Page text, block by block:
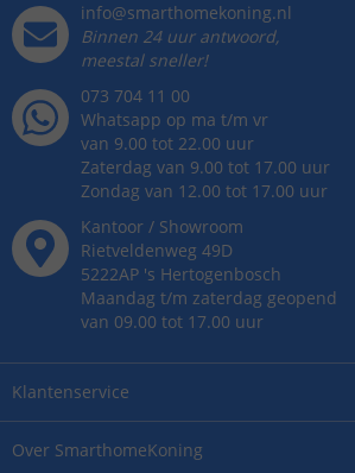
Over SmarthomeKoning
Klantenservice
info@smarthomekoning.nl
Binnen 24 uur antwoord,
meestal sneller!
073 704 11 00
Whatsapp op ma t/m vr
van 9.00 tot 22.00 uur
Zaterdag van 9.00 tot 17.00 uur
Zondag van 12.00 tot 17.00 uur
Kantoor / Showroom
Rietveldenweg 49D
5222AP 's Hertogenbosch
Maandag t/m zaterdag geopend
van 09.00 tot 17.00 uur